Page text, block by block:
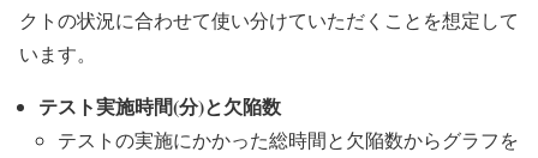
クトの状況に合わせて使い分けていただくことを想定して
います。
テスト実施時間(分)と欠陥数
テストの実施にかかった総時間と欠陥数からグラフを